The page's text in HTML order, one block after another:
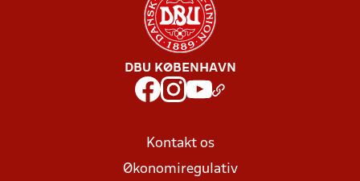
DBU KØBENHAVN
Kontakt os
Økonomiregulativ